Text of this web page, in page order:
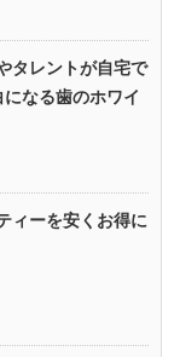
タレントが自宅で
なる歯のホワイ
ィーを安くお得に